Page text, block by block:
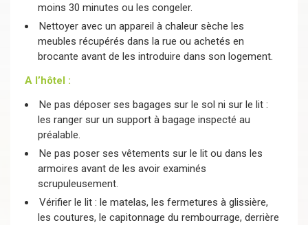
moins 30 minutes ou les congeler.
Nettoyer avec un appareil à chaleur sèche les
meubles récupérés dans la rue ou achetés en
brocante avant de les introduire dans son logement.
A l’hôtel :
Ne pas déposer ses bagages sur le sol ni sur le lit :
les ranger sur un support à bagage inspecté au
préalable.
Ne pas poser ses vêtements sur le lit ou dans les
armoires avant de les avoir examinés
scrupuleusement.
Vérifier le lit : le matelas, les fermetures à glissière,
les coutures, le capitonnage du rembourrage, derrière